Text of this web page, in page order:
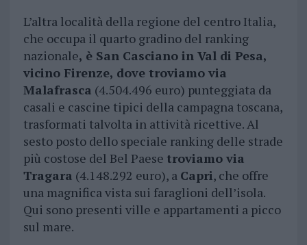
L’altra località della regione del centro Italia,
che occupa il quarto gradino del ranking
nazionale, è San Casciano in Val di Pesa,
vicino Firenze, dove troviamo via
Malafrasca (4.504.496 euro) punteggiata da
casali e cascine tipici della campagna toscana,
trasformati talvolta in attività ricettive. Al
sesto posto dello speciale ranking delle strade
più costose del Bel Paese troviamo via
Tragara (4.148.292 euro), a Capri, che offre
una magnifica vista sui faraglioni dell’isola.
Qui sono presenti ville e appartamenti a picco
sul mare.